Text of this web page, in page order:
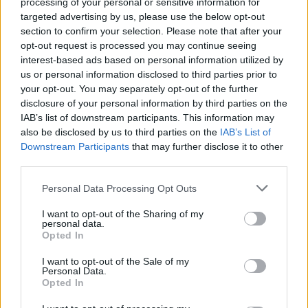
targeted advertising by us, please use the below opt-out
section to confirm your selection. Please note that after your
opt-out request is processed you may continue seeing
interest-based ads based on personal information utilized by
us or personal information disclosed to third parties prior to
your opt-out. You may separately opt-out of the further
disclosure of your personal information by third parties on the
IAB’s list of downstream participants. This information may
also be disclosed by us to third parties on the IAB’s List of
Downstream Participants that may further disclose it to other
Personal Data Processing Opt Outs
I want to opt-out of the Sharing of my
personal data.
Opted In
I want to opt-out of the Sale of my
Personal Data.
Opted In
Esim for Global | Esim for Europe